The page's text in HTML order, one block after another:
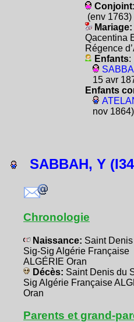
Conjoint:
(env 1763)
Mariage:
Qacentina
Régence
Enfants:
15 avr
Enfants
nov 1864)
SABBAH, Y
Chronologie
Naissance: Saint Denis
Sig-Sig Algérie Française
ALGÉRIE Oran
Décès: Saint Denis du
Sig Algérie Française
Oran
Parents et grand-